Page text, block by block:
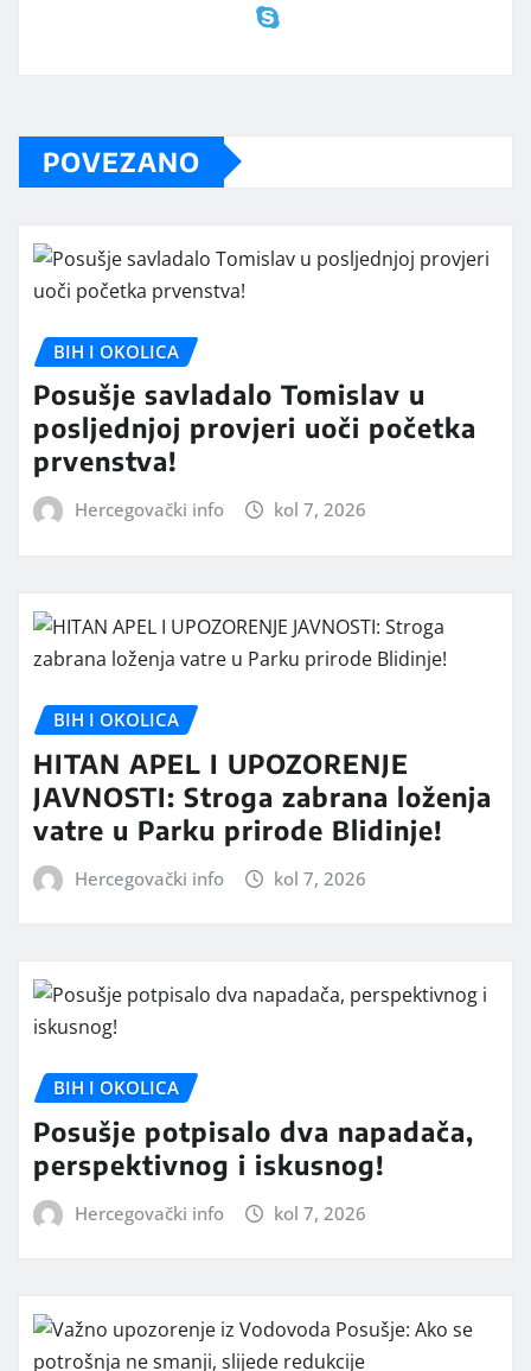
POVEZANO
BIH I OKOLICA
Posušje savladalo Tomislav u
posljednjoj provjeri uoči početka
prvenstva!
Hercegovački info kol 7, 2026
BIH I OKOLICA
HITAN APEL I UPOZORENJE
JAVNOSTI: Stroga zabrana loženja
vatre u Parku prirode Blidinje!
Hercegovački info kol 7, 2026
BIH I OKOLICA
Posušje potpisalo dva napadača,
perspektivnog i iskusnog!
Hercegovački info kol 7, 2026